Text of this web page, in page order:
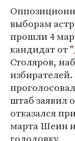
выборам
прошли 4
кандидат от "
Столяров,
штаб заявил
отказался
марта Шеин